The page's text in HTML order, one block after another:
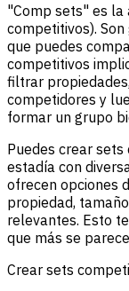
"Comp sets" es
competitivos).
que puedes
competitivos
filtrar
competidores y
formar un grupo
Puedes crear
estadía con
ofrecen opciones
propiedad,
relevantes. Esto
que más se
Crear sets